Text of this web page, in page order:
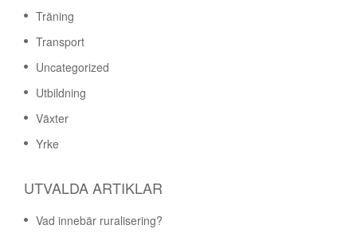
Träning
Transport
Uncategorized
Utbildning
Växter
Yrke
UTVALDA ARTIKLAR
Vad innebär ruralisering?